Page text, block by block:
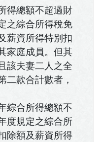
得總額不超過財
之綜合所得稅免
薪資所得特別扣
家庭成員。但其
該夫妻二人之全
二款合計數者，
綜合所得總額不
度規定之綜合所
除額及薪資所得